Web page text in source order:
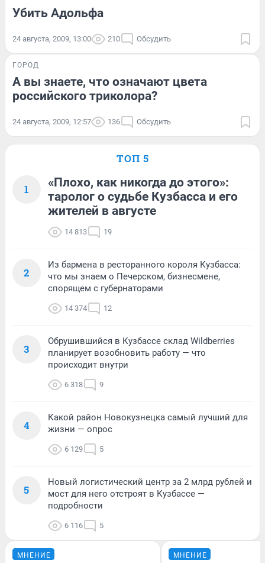
Убить Адольфа
24 августа, 2009, 13:00 210 Обсудить
ГОРОД
А вы знаете, что означают цвета
российского триколора?
24 августа, 2009, 12:57 136 Обсудить
ТОП 5
1
«Плохо, как никогда до этого»:
таролог о судьбе Кузбасса и его
жителей в августе
14 813 19
2
Из бармена в ресторанного короля Кузбасса:
что мы знаем о Печерском, бизнесмене,
спорящем с губернаторами
14 374 12
3
Обрушившийся в Кузбассе склад Wildberries
планирует возобновить работу — что
происходит внутри
6 318 9
4
Какой район Новокузнецка самый лучший для
жизни — опрос
6 129 5
5
Новый логистический центр за 2 млрд рублей и
мост для него отстроят в Кузбассе —
подробности
6 116 5
МНЕНИЕ МНЕНИЕ